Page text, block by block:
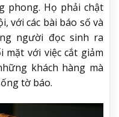
phong. Họ phải chật
với các bài báo số và
người đọc sinh ra
với việc cắt giảm
khách hàng mà
tờ báo.